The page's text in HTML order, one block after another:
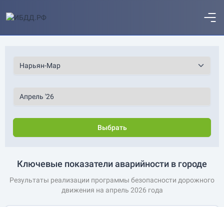
Выбрать
Ключевые показатели аварийности в городе
Результаты реализации программы безопасности дорожного
движения на апрель 2026 года